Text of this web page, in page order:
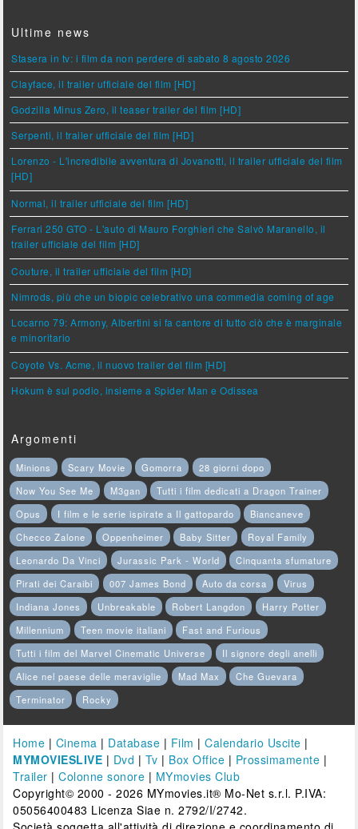
Ultime news
Stasera in tv: i film da non perdere di sabato 8 agosto 2026
Clayface, il trailer ufficiale del film [HD]
Godzilla Minus Zero, il teaser trailer del film [HD]
Serpenti, il trailer ufficiale del film [HD]
Lorenzo - L'incredibile avventura di Jovanotti, il trailer ufficiale del film
[HD]
Normal, il trailer ufficiale del film [HD]
Ferrari 250 GTO - L'auto di Mauro Forghieri che Salvò Maranello, il
trailer ufficiale del film [HD]
Couture, il trailer ufficiale del film [HD]
Nimrods, più che un biopic celebrativo una commedia coming of age
Locarno 79: Armony, Albertini si fa cantore di tutto ciò che è marginale
e minoritario
Coyote Vs. Acme, il nuovo trailer del film [HD]
Hokum è sul podio, insieme a Spider Man e Odissea
Argomenti
Minions Scary Movie Gomorra
28 giorni dopo
Now You See Me
M3gan
Tutti i film dedicati a Dragon Trainer
Opus
I film e le serie ispirate a Il gattopardo
Biancaneve
Checco Zalone
Oppenheimer Baby Sitter
Royal Family
Leonardo Da Vinci
Jurassic Park - World
Cinquanta sfumature
Pirati dei Caraibi
007 James Bond Auto da corsa
Virus
Indiana Jones
Unbreakable Robert Langdon
Harry Potter
Millennium
Teen movie italiani
Fast and Furious
Tutti i film del Marvel Cinematic Universe
Il signore degli anelli
Alice nel paese delle meraviglie
Mad Max
Che Guevara
Terminator
Rocky
Home | Cinema | Database | Film |Calendario Uscite |
MYMOVIESLIVE | Dvd | Tv | Box Office | Prossimamente |
Trailer |Colonne sonore | MYmovies Club
Copyright© 2000 - 2026 MYmovies.it® Mo-Net s.r.l. P.IVA:
05056400483 Licenza Siae n. 2792/I/2742.